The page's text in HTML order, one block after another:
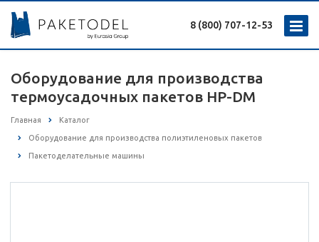
8 (800) 707-12-53
Оборудование для производства
термоусадочных пакетов HP-DM
Главная Каталог
Оборудование для производства полиэтиленовых пакетов
Пакетоделательные машины